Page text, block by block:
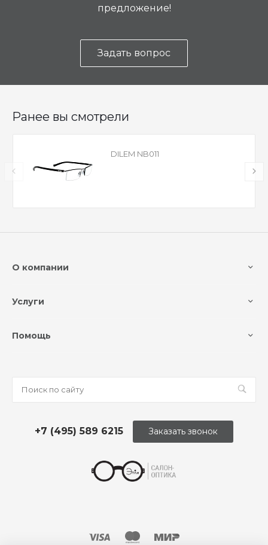
предложение!
Задать вопрос
Ранее вы смотрели
DILEM NB011
О компании
Услуги
Помощь
+7 (495) 589 6215 Заказать звонок